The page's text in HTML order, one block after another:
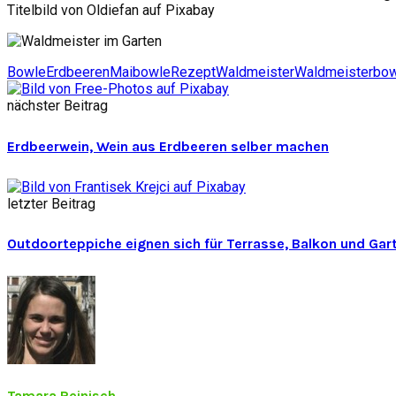
Titelbild von Oldiefan auf Pixabay
BowleErdbeerenMaibowleRezeptWaldmeister
nächster Beitrag
Erdbeerwein, Wein aus Erdbeeren selber machen
letzter Beitrag
Outdoorteppiche eignen sich für Terrasse, Balkon und